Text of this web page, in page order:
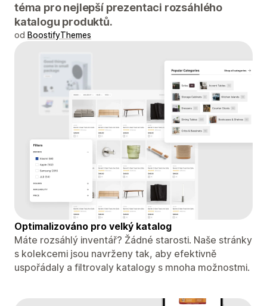
téma pro nejlepší prezentaci rozsáhlého
katalogu produktů.
od BoostifyThemes
Optimalizováno pro velký katalog
Máte rozsáhlý inventář? Žádné starosti. Naše stránky
s kolekcemi jsou navrženy tak, aby efektivně
uspořádaly a filtrovaly katalogy s mnoha možnostmi.